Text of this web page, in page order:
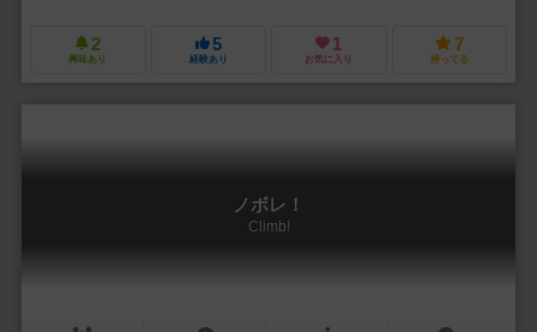
2
興味あり
5
経験あり
1
お気に入り
7
持ってる
ノボレ！
Climb!